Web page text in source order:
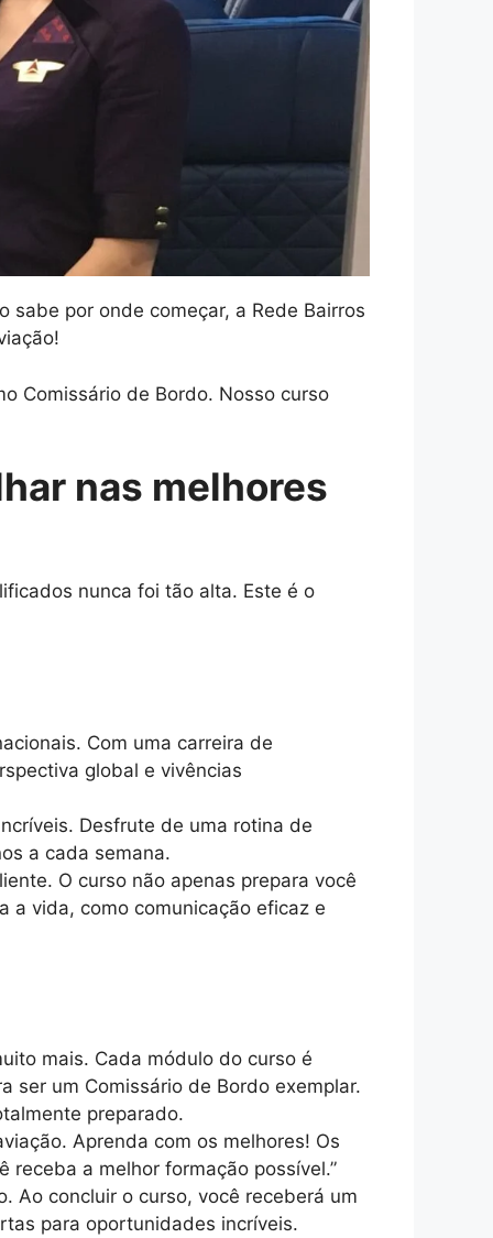
sabe por onde começar, a Rede Bairros
Comissário de Bordo. Nosso curso
nas melhores
nunca foi tão alta. Este é o
Com uma carreira de
global e vivências
Desfrute de uma rotina de
a cada semana.
O curso não apenas prepara você
a vida, como comunicação eficaz e
mais. Cada módulo do curso é
ser um Comissário de Bordo exemplar.
preparado.
Aprenda com os melhores! Os
a melhor formação possível.”
Ao concluir o curso, você receberá um
para oportunidades incríveis.